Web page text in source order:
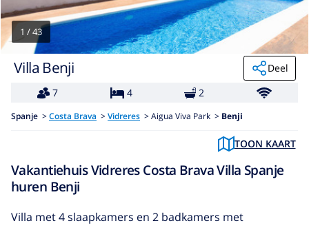
1 /43
Villa Benji
Deel
7
4 2
Spanje > Costa Brava > Vidreres > Aigua Viva Park > Benji
TOON KAART
Vakantiehuis Vidreres Costa Brava Villa Spanje
huren Benji
Villa met 4 slaapkamers en 2 badkamers met